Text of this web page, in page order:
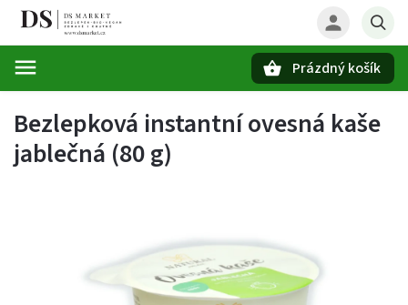
Prázdný košík
Bezlepková instantní ovesná kaše
jablečná (80 g)